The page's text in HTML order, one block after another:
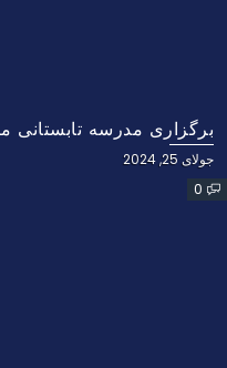
برگزاری مدرسه تابستانی
جولای 25, 2024
0